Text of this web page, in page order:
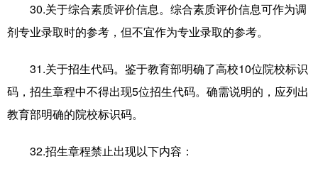
30.关于综合素质评价信息。综合素质评价信息可作为调
剂专业录取时的参考，但不宜作为专业录取的参考。
31.关于招生代码。鉴于教育部明确了高校10位院校标识
码，招生章程中不得出现5位招生代码。确需说明的，应列出
教育部明确的院校标识码。
32.招生章程禁止出现以下内容：